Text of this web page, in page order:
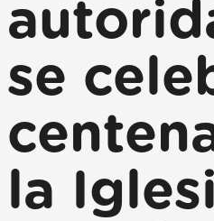
se
la